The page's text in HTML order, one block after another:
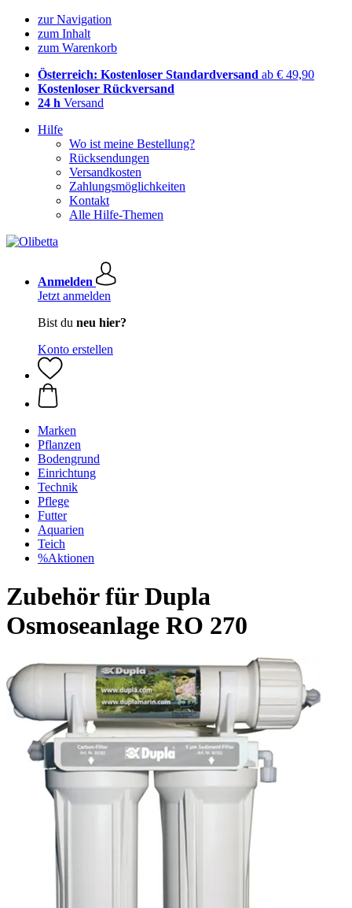
zur Navigation
zum Inhalt
zum Warenkorb
Österreich: Kostenloser Standardversand ab € 49,90
Kostenloser Rückversand
24 h Versand
Hilfe
Wo ist meine Bestellung?
Rücksendungen
Versandkosten
Zahlungsmöglichkeiten
Kontakt
Alle Hilfe-Themen
Anmelden
Jetzt anmelden
Bist du neu hier?
Konto erstellen
Marken
Pflanzen
Bodengrund
Einrichtung
Technik
Pflege
Futter
Aquarien
Teich
%Aktionen
Zubehör für Dupla
Osmoseanlage RO 270